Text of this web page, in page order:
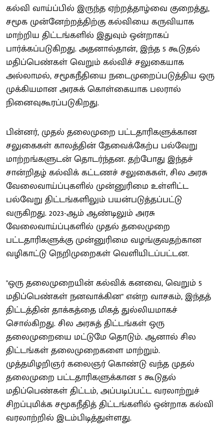
கல்வி வாய்ப்பில் இருந்த ஏற்றத்தாழ்வை குறைத்து,
சமூக முன்னேற்றத்திற்கு கல்வியை கருவியாக
மாற்றிய திட்டங்களில் இதுவும் ஒன்றாகப்
பார்க்கப்படுகிறது. அதனால்தான், இந்த 5 கூடுதல்
மதிப்பெண்கள் வெறும் கல்விச் சலுகையாக
அல்லாமல், சமூகநீதியை நடைமுறைப்படுத்திய ஒரு
முக்கியமான அரசுக் கொள்கையாக பலரால்
நினைவுகூரப்படுகிறது.
பின்னர், முதல் தலைமுறை பட்டதாரிகளுக்கான
சலுகைகள் காலத்தின் தேவைக்கேற்ப பல்வேறு
மாற்றங்களுடன் தொடர்ந்தன. தற்போது இந்தச்
சான்றிதழ் கல்விக் கட்டணச் சலுகைகள், சில அரசு
வேலைவாய்ப்புகளில் முன்னுரிமை உள்ளிட்ட
பல்வேறு திட்டங்களிலும் பயன்படுத்தப்பட்டு
வருகிறது. 2023-ஆம் ஆண்டிலும் அரசு
வேலைவாய்ப்புகளில் முதல் தலைமுறை
பட்டதாரிகளுக்கு முன்னுரிமை வழங்குவதற்கான
வழிகாட்டு நெறிமுறைகள் வெளியிடப்பட்டன.
"ஒரு தலைமுறையின் கல்விக் கனவை, வெறும் 5
மதிப்பெண்கள் நனவாக்கின" என்ற வாசகம், இந்தத்
திட்டத்தின் தாக்கத்தை மிகத் துல்லியமாகச்
சொல்கிறது. சில அரசுத் திட்டங்கள் ஒரு
தலைமுறையை மட்டுமே தொடும். ஆனால் சில
திட்டங்கள் தலைமுறைகளை மாற்றும்.
முத்தமிழறிஞர் கலைஞர் கொண்டு வந்த முதல்
தலைமுறை பட்டதாரிகளுக்கான 5 கூடுதல்
மதிப்பெண்கள் திட்டம், அப்படிப்பட்ட வரலாற்றுச்
சிறப்புமிக்க சமூகநீதித் திட்டங்களில் ஒன்றாக கல்வி
வரலாற்றில் இடம்பிடித்துள்ளது.